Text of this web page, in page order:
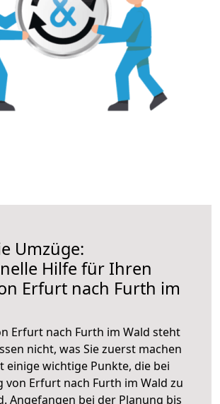
Umzüge:
Hilfe für Ihren
Erfurt nach Furth im
Erfurt nach Furth im Wald steht
nicht, was Sie zuerst machen
einige wichtige Punkte, die bei
von Erfurt nach Furth im Wald zu
Angefangen bei der Planung bis